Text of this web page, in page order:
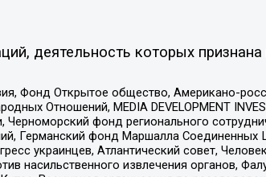
деятельность которых
Фонд Открытое общество, Американо-
Отношений, MEDIA DEVELOPMENT
фонд регионального
Германский фонд Маршалла Соединенных
украинцев, Атлантический совет,
насильственного извлечения органов,